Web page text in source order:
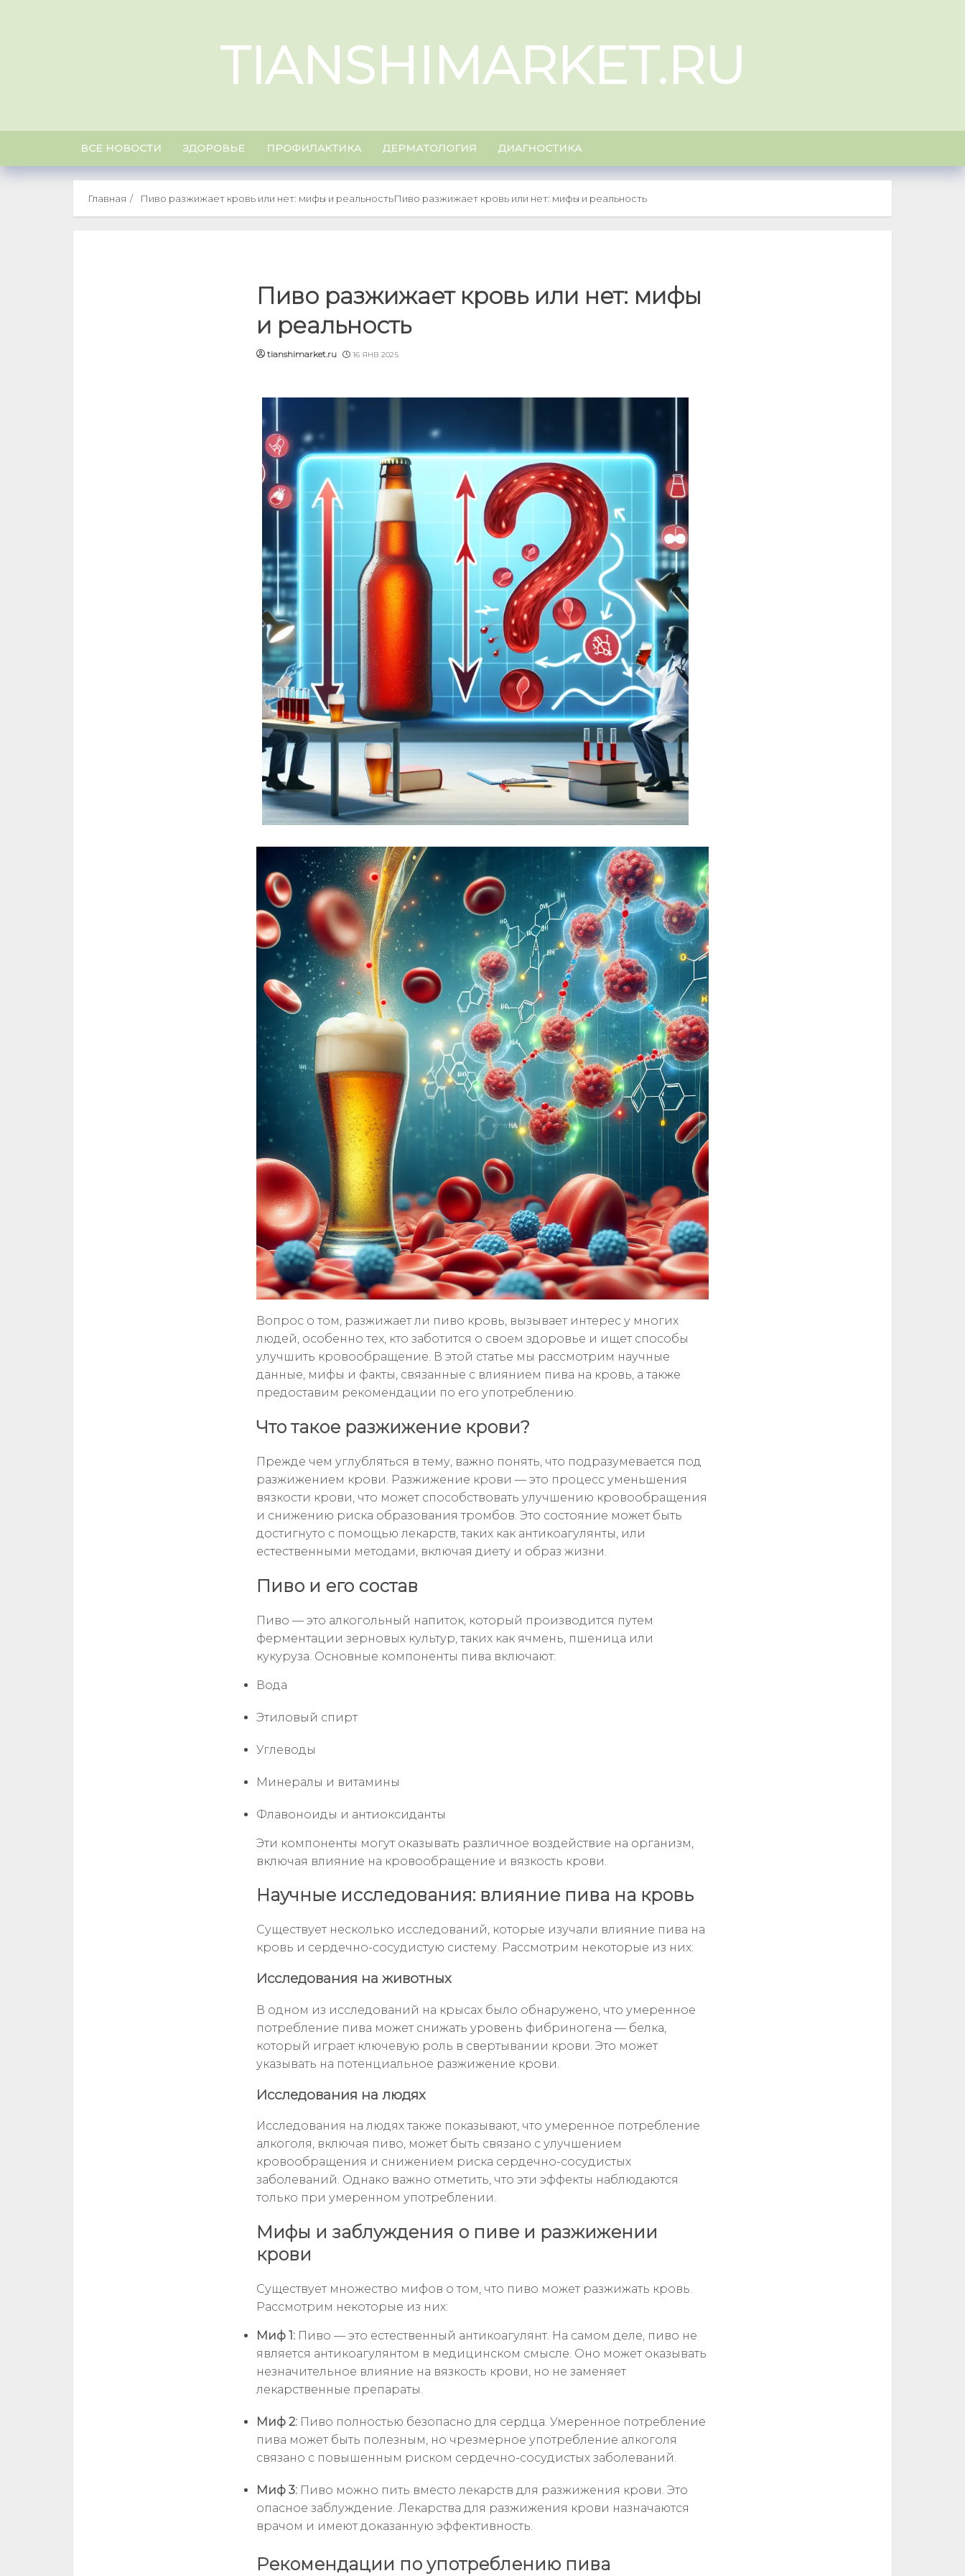
TIANSHIMARKET.RU
ВСЕ НОВОСТИ ЗДОРОВЬЕ ПРОФИЛАКТИКА ДЕРМАТОЛОГИЯ ДИАГНОСТИКА
Главная Пиво разжижает кровь или нет: мифы и реальностьПиво разжижает кровь или нет: мифы и реальность
Пиво разжижает кровь или нет: мифы
и реальность
tianshimarket.ru 16 ЯНВ 2025
Вопрос о том, разжижает ли пиво кровь, вызывает интерес у многих
людей, особенно тех, кто заботится о своем здоровье и ищет способы
улучшить кровообращение. В этой статье мы рассмотрим научные
данные, мифы и факты, связанные с влиянием пива на кровь, а также
предоставим рекомендации по его употреблению.
Что такое разжижение крови?
Прежде чем углубляться в тему, важно понять, что подразумевается под
разжижением крови. Разжижение крови — это процесс уменьшения
вязкости крови, что может способствовать улучшению кровообращения
и снижению риска образования тромбов. Это состояние может быть
достигнуто с помощью лекарств, таких как антикоагулянты, или
естественными методами, включая диету и образ жизни.
Пиво и его состав
Пиво — это алкогольный напиток, который производится путем
ферментации зерновых культур, таких как ячмень, пшеница или
кукуруза. Основные компоненты пива включают:
Вода
Этиловый спирт
Углеводы
Минералы и витамины
Флавоноиды и антиоксиданты
Эти компоненты могут оказывать различное воздействие на организм,
включая влияние на кровообращение и вязкость крови.
Научные исследования: влияние пива на кровь
Существует несколько исследований, которые изучали влияние пива на
кровь и сердечно-сосудистую систему. Рассмотрим некоторые из них:
Исследования на животных
В одном из исследований на крысах было обнаружено, что умеренное
потребление пива может снижать уровень фибриногена — белка,
который играет ключевую роль в свертывании крови. Это может
указывать на потенциальное разжижение крови.
Исследования на людях
Исследования на людях также показывают, что умеренное потребление
алкоголя, включая пиво, может быть связано с улучшением
кровообращения и снижением риска сердечно-сосудистых
заболеваний. Однако важно отметить, что эти эффекты наблюдаются
только при умеренном употреблении.
Мифы и заблуждения о пиве и разжижении
крови
Существует множество мифов о том, что пиво может разжижать кровь.
Рассмотрим некоторые из них:
Миф 1: Пиво — это естественный антикоагулянт. На самом деле, пиво не
является антикоагулянтом в медицинском смысле. Оно может оказывать
незначительное влияние на вязкость крови, но не заменяет
лекарственные препараты.
Миф 2: Пиво полностью безопасно для сердца. Умеренное потребление
пива может быть полезным, но чрезмерное употребление алкоголя
связано с повышенным риском сердечно-сосудистых заболеваний.
Миф 3: Пиво можно пить вместо лекарств для разжижения крови. Это
опасное заблуждение. Лекарства для разжижения крови назначаются
врачом и имеют доказанную эффективность.
Рекомендации по употреблению пива